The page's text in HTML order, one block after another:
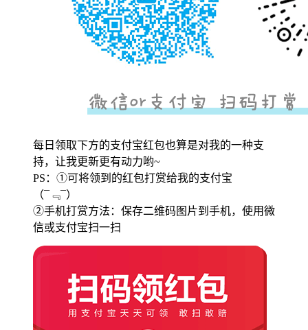
每日领取下方的支付宝红包也算是对我的一种支
持，让我更新更有动力哟~
PS：①可将领到的红包打赏给我的支付宝
（¯﹃¯）
②手机打赏方法：保存二维码图片到手机，使用微
信或支付宝扫一扫